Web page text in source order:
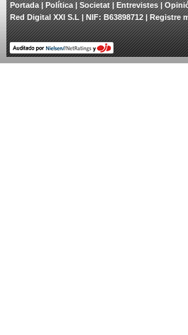
Portada|Política|Societat|Entrevistes|
Red Digital XXI S.L | NIF: B63898712 |